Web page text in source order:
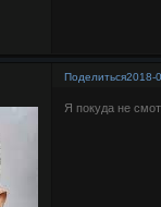
Поделиться2018-
Я покуда не